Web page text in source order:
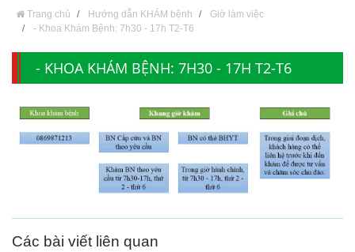
Trang chủ Hướng dẫn KHÁM bệnh
Giờ làm việc
- Khoa Khám Bệnh: 7h30 - 17h T2-T6
- KHOA KHÁM BỆNH: 7H30 - 17H T2-T6
Các bài viết liên quan